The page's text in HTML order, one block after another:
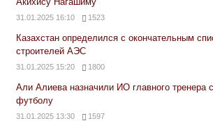
31.01.2025 16:10 1523
Казахстан определился с окончательным
строителей АЭС
31.01.2025 15:20 1800
Али Алиева назначили ИО главного тренера
футболу
31.01.2025 13:30 1597